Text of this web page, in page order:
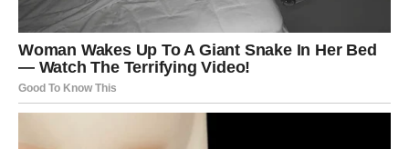
Ribe ulaze u jedan od najnježnijih i najljepših perioda
života.
Ljubav, pažnja i osjećaj sigurnosti konačno postaju dio
vaše svakodnevice.